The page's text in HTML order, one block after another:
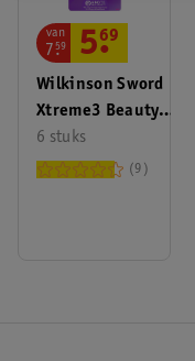
Wilkinson Sword
Xtreme3 Beauty
6 stuks
van
7.
59 5.
69
9